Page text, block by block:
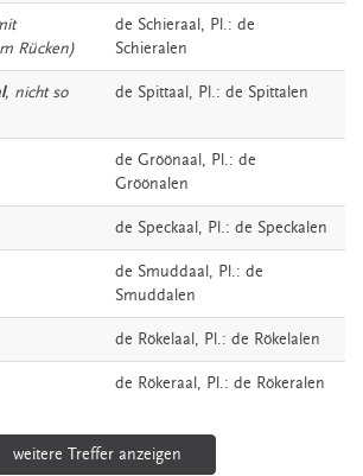
Rücken)
de Schieraal , Pl.: de
Schieralen
, nicht so
de Spittaal , Pl.: de Spittalen
de Gröönaal , Pl.: de
Gröönalen
de Speckaal , Pl.: de Speckalen
de Smuddaal , Pl.: de
Smuddalen
de Rökelaal , Pl.: de Rökelalen
de Rökeraal , Pl.: de Rökeralen
weitere Treffer anzeigen